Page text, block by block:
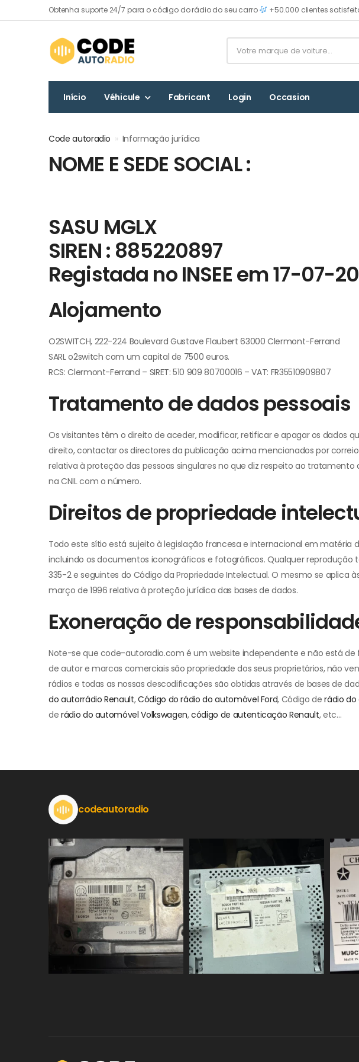
Obtenha suporte 24/7 para o código do rádio do seu carro +50.000 clientes
Início Véhicule Fabricant Login Occasion
Code autoradio » Informação jurídica
NOME E SEDE SOCIAL :
SASU MGLX
SIREN : 885220897
Registada no INSEE em 17-07-
Alojamento
O2SWITCH, 222-224 Boulevard Gustave Flaubert 63000 Clermont-Ferrand
SARL o2switch com um capital de 7500 euros.
RCS: Clermont-Ferrand – SIRET: 510 909 80700016 – VAT: FR35510909807
Tratamento de dados pessoais
Os visitantes têm o direito de aceder, modificar, retificar e apagar os dados
direito, contactar os directores da publicação acima mencionados por
relativa à proteção das pessoas singulares no que diz respeito ao tratamento
na CNIL com o número.
Direitos de propriedade
Todo este sítio está sujeito à legislação francesa e internacional em matéria
incluindo os documentos iconográficos e fotográficos. Qualquer
335-2 e seguintes do Código da Propriedade Intelectual. O mesmo se aplica
março de 1996 relativa à proteção jurídica das bases de dados.
Exoneração de
Note-se que code-autoradio.com é um website independente e não está
de autor e marcas comerciais são propriedade dos seus proprietários, não
rádios e todas as nossas descodificações são obtidas através de bases de
do autorrádio Renault,Código do rádio do automóvel Ford, Código derádio do
de rádio do automóvel Volkswagen,código de autenticação Renault, etc…
codeautoradio